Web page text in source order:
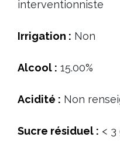
interventionniste
Irrigation : Non
Alcool : 15.00%
Acidité : Non
Sucre résiduel : <